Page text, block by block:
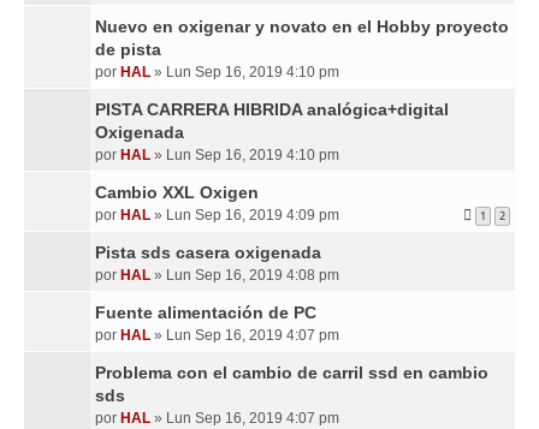
Nuevo en oxigenar y novato en el Hobby proyecto
de pista
por HAL » Lun Sep 16, 2019 4:10 pm
PISTA CARRERA HIBRIDA analógica+digital
Oxigenada
por HAL » Lun Sep 16, 2019 4:10 pm
Cambio XXL Oxigen
por HAL » Lun Sep 16, 2019 4:09 pm 1 2
Pista sds casera oxigenada
por HAL » Lun Sep 16, 2019 4:08 pm
Fuente alimentación de PC
por HAL » Lun Sep 16, 2019 4:07 pm
Problema con el cambio de carril ssd en cambio
sds
por HAL » Lun Sep 16, 2019 4:07 pm